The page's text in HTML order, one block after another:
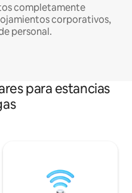
completamente
corporativos,
personal.
para estancias